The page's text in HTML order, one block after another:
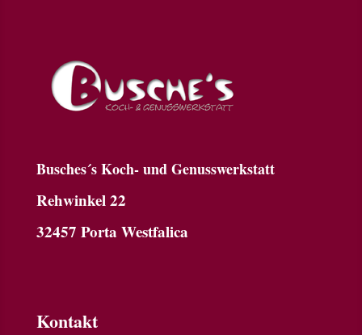
Busches´s Koch- und Genusswerkstatt
Rehwinkel 22
32457 Porta Westfalica
Kontakt